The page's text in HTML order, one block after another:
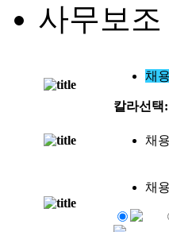
사무보조
채
칼라선택:
채
채